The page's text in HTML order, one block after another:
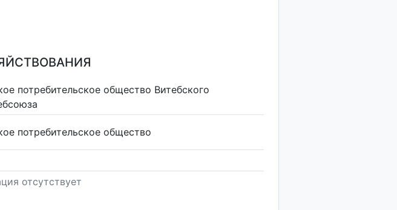
потребительское общество Витебского
потребительское общество
отсутствует